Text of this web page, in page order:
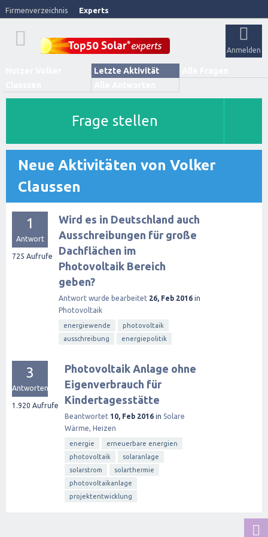
Firmenverzeichnis Experts
Anmelden
Letzte Aktivität
Frage stellen
Neue Aktivitäten von Volker
Claussen
1
Antwort
725 Aufrufe
Wird es in Deutschland auch
Ausschreibungen für große
Dachflächen im
Photovoltaik Bereich
geben?
Antwort wurde bearbeitet 26, Feb 2016 in
Photovoltaik
energiewende
photovoltaik
ausschreibung
energiepolitik
3
Antworten
1.920 Aufrufe
Photovoltaik Anlage ohne
Eigenverbrauch für
Kindertagesstätte
Beantwortet 10, Feb 2016 in Solare
Wärme, Heizen
energie
erneuerbare energien
photovoltaik
solaranlage
solarstrom
solarthermie
photovoltaikanlage
projektentwicklung